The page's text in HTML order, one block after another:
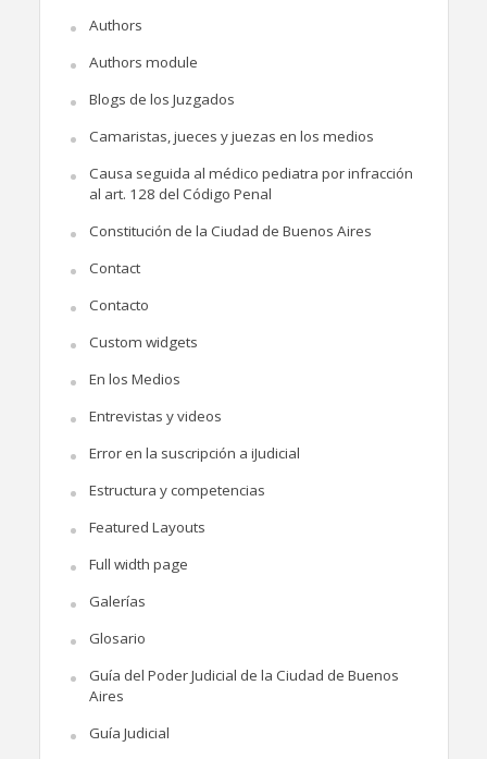
Authors
Authors module
Blogs de los Juzgados
Camaristas, jueces y juezas en los medios
Causa seguida al médico pediatra por infracción
al art. 128 del Código Penal
Constitución de la Ciudad de Buenos Aires
Contact
Contacto
Custom widgets
En los Medios
Entrevistas y videos
Error en la suscripción a iJudicial
Estructura y competencias
Featured Layouts
Full width page
Galerías
Glosario
Guía del Poder Judicial de la Ciudad de Buenos
Aires
Guía Judicial